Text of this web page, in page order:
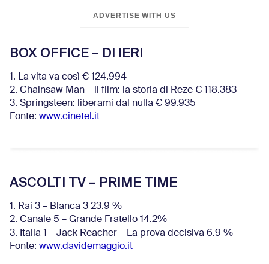
ADVERTISE WITH US
BOX OFFICE – DI IERI
1. La vita va così € 124.994
2. Chainsaw Man – il film: la storia di Reze € 118.383
3. Springsteen: liberami dal nulla € 99.935
Fonte: www.cinetel.it
ASCOLTI TV – PRIME TIME
1. Rai 3 – Blanca 3 23.9 %
2. Canale 5 – Grande Fratello 14.2%
3. Italia 1 – Jack Reacher – La prova decisiva 6.9 %
Fonte: www.davidemaggio.it